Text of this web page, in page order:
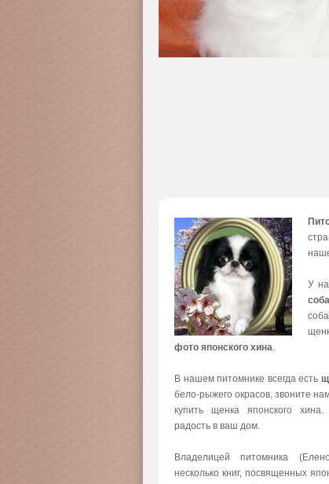
У
фото японского хина.
В нашем питомнике всегда есть
бело-рыжего окрасов, звоните
купить щенка японского хина.
радость в ваш дом.
Владелицей питомника
несколько книг, посвященных